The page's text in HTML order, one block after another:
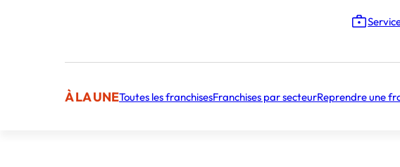
À LA UNEToutes les franchisesFranchises par secteurReprendre une
salon